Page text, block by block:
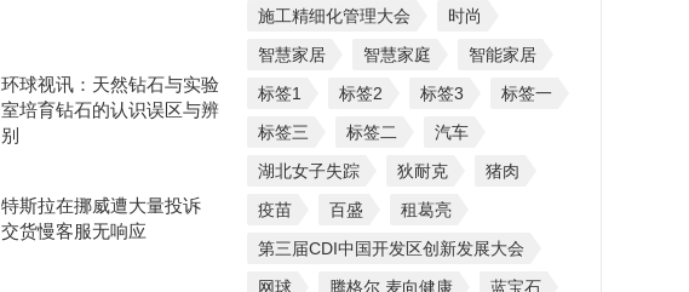
环球视讯：天然钻石与实验
室培育钻石的认识误区与辨
别
特斯拉在挪威遭大量投诉
交货慢客服无响应
施工精细化管理大会
时尚
智慧家居
智慧家庭
智能家居
标签1
标签2 标签3
标签一
标签三
标签二
汽车
湖北女子失踪
狄耐克
猪肉
疫苗
百盛
租葛亮
第三届CDI中国开发区创新发展大会
网球
腾格尔 麦向健康 蓝宝石